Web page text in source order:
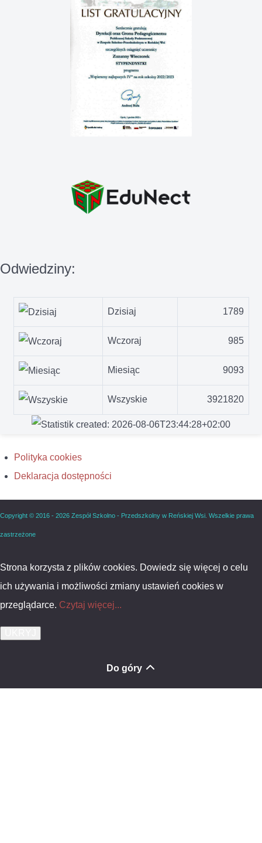
Odwiedziny:
Dzisiaj 1789
Wczoraj 985
Miesiąc 9093
Wszyskie 3921820
Polityka cookies
Deklaracja dostępności
Copyright © 2016 - 2026 Zespół Szkolno - Przedszkolny w Reńskiej Wsi. Wszelkie prawa
zastrzeżone
Strona korzysta z plików cookies. Dowiedz się więcej o celu
ich używania i możliwości zmiany ustawień cookies w
przeglądarce. Czytaj więcej...
Do góry